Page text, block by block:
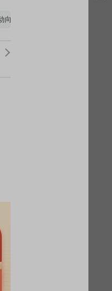
上市公司限售股解禁一览